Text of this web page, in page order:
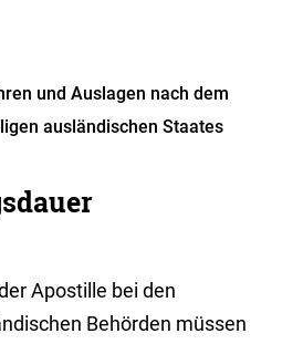
und Auslagen nach dem
ausländischen Staates
Apostille bei den
Behörden müssen